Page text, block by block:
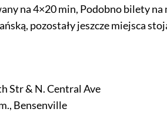
na 4×20 min, Podobno bilety na
pozostały jeszcze miejsca
Str & N. Central Ave
Bensenville